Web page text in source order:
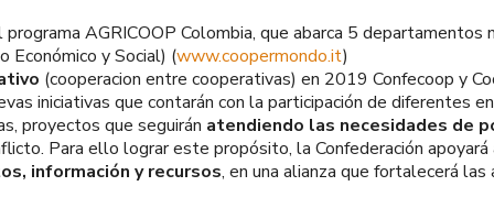
programa AGRICOOP Colombia, que abarca 5 departamentos
Económico y Social) (www.coopermondo.it)
(cooperacion entre cooperativas) en 2019 Confecoop y
iniciativas que contarán con la participación de diferentes
proyectos que seguirán atendiendo las necesidades de
Para ello lograr este propósito, la Confederación apoyará
información y recursos, en una alianza que fortalecerá